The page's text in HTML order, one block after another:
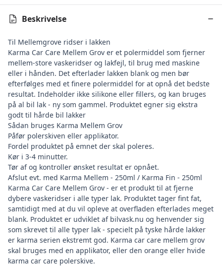
Beskrivelse
Til Mellemgrove ridser i lakken
Karma Car Care Mellem Grov er et polermiddel som fjerner
mellem-store vaskeridser og lakfejl, til brug med maskine
eller i hånden. Det efterlader lakken blank og men bør
efterfølges med et finere polermiddel for at opnå det bedste
resultat. Indeholder ikke silikone eller fillers, og kan bruges
på al bil lak - ny som gammel. Produktet egner sig ekstra
godt til hårde bil lakker
Sådan bruges Karma Mellem Grov
Påfør polerskiven eller applikator.
Fordel produktet på emnet der skal poleres.
Kør i 3-4 minutter.
Tør af og kontroller ønsket resultat er opnået.
Afslut evt. med Karma Mellem - 250ml / Karma Fin - 250ml
Karma Car Care Mellem Grov - er et produkt til at fjerne
dybere vaskeridser i alle typer lak. Produktet tager fint fat,
samtidigt med at du vil opleve at overfladen efterlades meget
blank. Produktet er udviklet af bilvask.nu og henvender sig
som skrevet til alle typer lak - specielt på tyske hårde lakker
er karma serien ekstremt god. Karma car care mellem grov
skal bruges med en applikator, eller den orange eller hvide
karma car care polerskive.